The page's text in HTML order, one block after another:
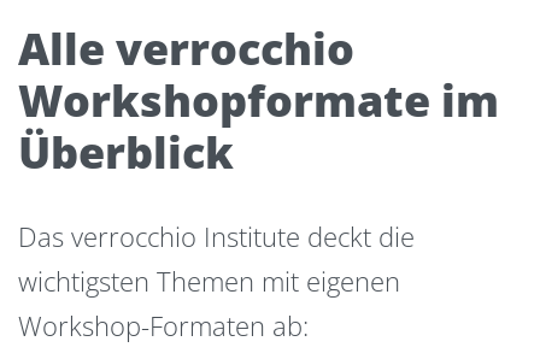
Alle verrocchio
Workshopformate im
Überblick
Das verrocchio Institute deckt die
wichtigsten Themen mit eigenen
Workshop-Formaten ab: